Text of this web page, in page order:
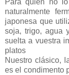
Para quien no
naturalmente
japonesa que
soja, trigo, agua
suelta a vuestra
platos
Nuestro clásico,
es el condimento